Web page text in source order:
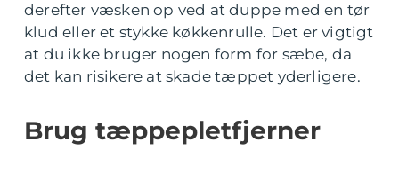
derefter væsken op ved at duppe med en tør
klud eller et stykke køkkenrulle. Det er vigtigt
at du ikke bruger nogen form for sæbe, da
det kan risikere at skade tæppet yderligere.
Brug tæppepletfjerner